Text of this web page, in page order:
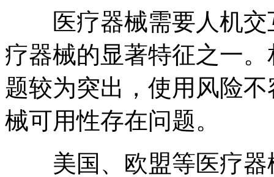
医疗器械需要人机交
疗器械的显著特征之一
题较为突出，使用风险
械可用性存在问题。
美国、欧盟等医疗器